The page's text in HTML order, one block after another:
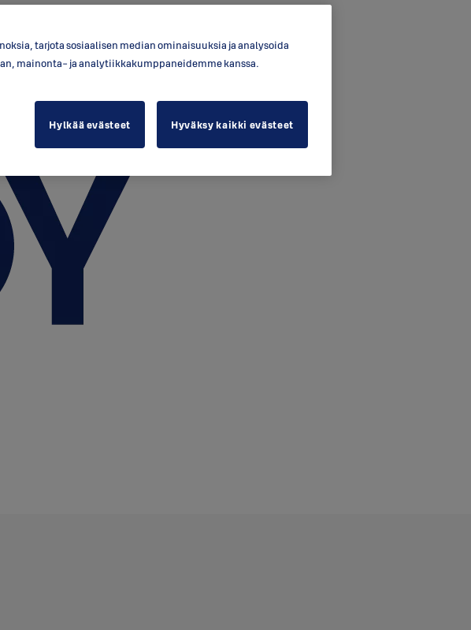
tarjota sosiaalisen median ominaisuuksia ja analysoida
mainonta- ja analytiikkakumppaneidemme kanssa.
Hylkää evästeet
Hyväksy kaikki evästeet